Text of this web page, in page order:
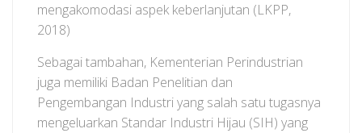
mengakomodasi aspek keberlanjutan (LKPP,
2018)
Sebagai tambahan, Kementerian Perindustrian
juga memiliki Badan Penelitian dan
Pengembangan Industri yang salah satu tugasnya
mengeluarkan Standar Industri Hijau (SIH) yang